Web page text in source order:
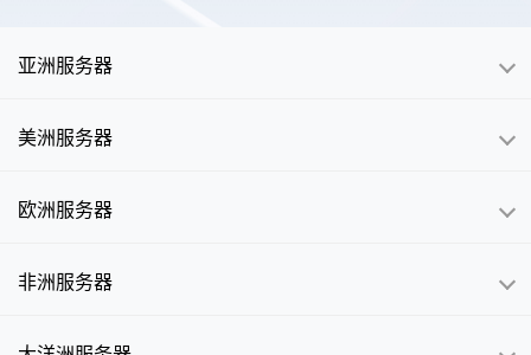
亚洲服务器
美洲服务器
欧洲服务器
非洲服务器